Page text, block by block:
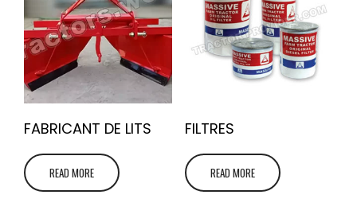
FABRICANT DE LITS
READ MORE
FILTRES
READ MORE